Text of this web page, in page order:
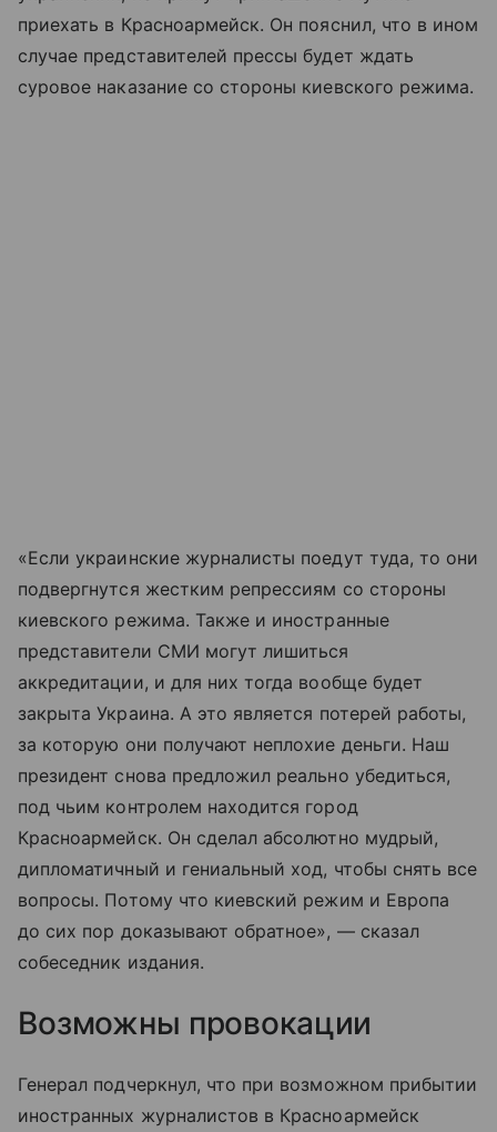
приехать в Красноармейск. Он пояснил, что в ином
случае представителей прессы будет ждать
суровое наказание со стороны киевского режима.
«Если украинские журналисты поедут туда, то они
подвергнутся жестким репрессиям со стороны
киевского режима. Также и иностранные
представители СМИ могут лишиться
аккредитации, и для них тогда вообще будет
закрыта Украина. А это является потерей работы,
за которую они получают неплохие деньги. Наш
президент снова предложил реально убедиться,
под чьим контролем находится город
Красноармейск. Он сделал абсолютно мудрый,
дипломатичный и гениальный ход, чтобы снять все
вопросы. Потому что киевский режим и Европа
до сих пор доказывают обратное», — сказал
собеседник издания.
Возможны провокации
Генерал подчеркнул, что при возможном прибытии
иностранных журналистов в Красноармейск